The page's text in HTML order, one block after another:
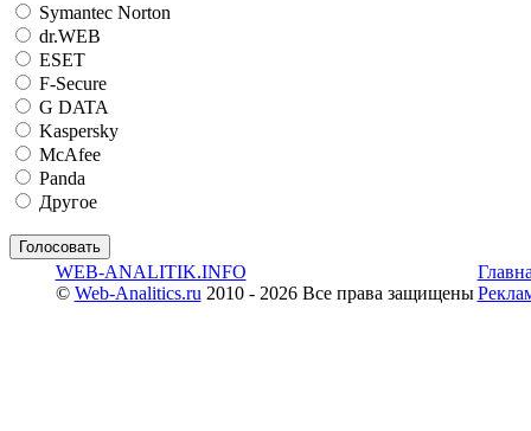
Symantec Norton
dr.WEB
ESET
F-Secure
G DATA
Kaspersky
McAfee
Panda
Другое
WEB-ANALITIK.INFO
© Web-Analitics.ru 2010 - 2026 Все права защищены